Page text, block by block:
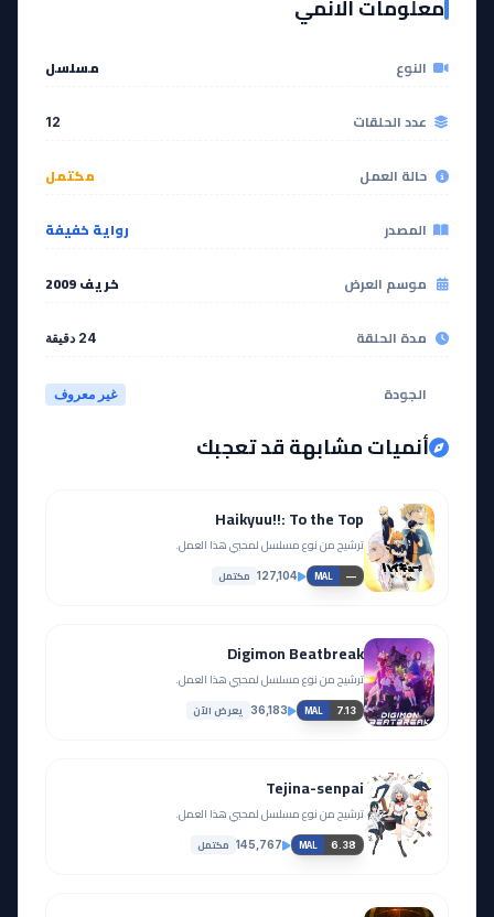
مشاهدة
معلومات الانمي
النوع مسلسل
عدد الحلقات 12
حالة العمل مكتمل
المصدر رواية خفيفة
موسم العرض خريف 2009
مدة الحلقة 24 دقيقة
الجودة غير معروف
أنميات مشابهة قد تعجبك
Haikyuu!!: To the Top
ترشيح من نوع مسلسل لمحبي هذا العمل.
MAL —
127,104 مكتمل
Digimon Beatbreak
ترشيح من نوع مسلسل لمحبي هذا العمل.
MAL 7.13
36,183 يعرض الآن
Tejina-senpai
ترشيح من نوع مسلسل لمحبي هذا العمل.
MAL 6.38
145,767 مكتمل